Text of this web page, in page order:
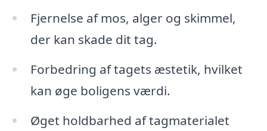
Fjernelse af mos, alger og skimmel,
der kan skade dit tag.
Forbedring af tagets æstetik, hvilket
kan øge boligens værdi.
Øget holdbarhed af tagmaterialet